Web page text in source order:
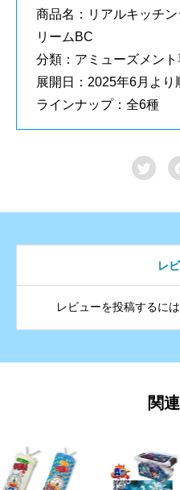
商品名：リアルキッチ
リームBC
分類：アミューズメン
展開日：2025年6月より
ラインナップ：全6種

レ
レビューを投稿するに
関